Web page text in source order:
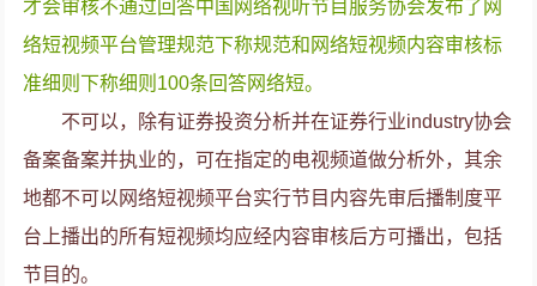
才会审核不通过回答中国网络视听节目服务协会发布了网
络短视频平台管理规范下称规范和网络短视频内容审核标
准细则下称细则100条回答网络短。
不可以，除有证券投资分析并在证券行业industry协会
备案备案并执业的，可在指定的电视频道做分析外，其余
地都不可以网络短视频平台实行节目内容先审后播制度平
台上播出的所有短视频均应经内容审核后方可播出，包括
节目的。